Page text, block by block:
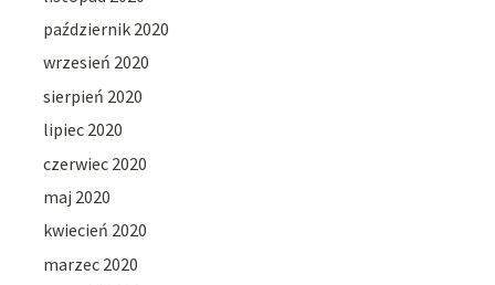
październik 2020
wrzesień 2020
sierpień 2020
lipiec 2020
czerwiec 2020
maj 2020
kwiecień 2020
marzec 2020